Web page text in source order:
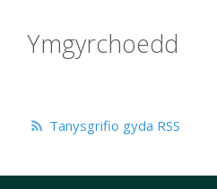
Ymgyrchoedd
Tanysgrifio gyda RSS